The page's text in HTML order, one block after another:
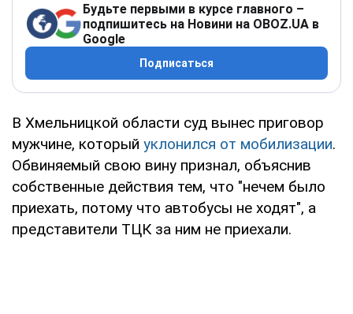
Будьте первыми в курсе главного –
подпишитесь на Новини на OBOZ.UA в
Google
Подписаться
В Хмельницкой области суд вынес приговор
мужчине, который уклонился от мобилизации.
Обвиняемый свою вину признал, объяснив
собственные действия тем, что "нечем было
приехать, потому что автобусы не ходят", а
представители ТЦК за ним не приехали.